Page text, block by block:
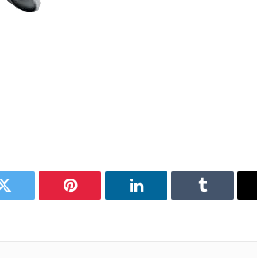
Twitter Pinterest LinkedIn Tumblr